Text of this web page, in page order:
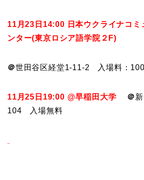
11月23日14:00 日本ウクライナコミ
ンター(東京ロシア語学院２F)
＠世田谷区経堂1-11-2 入場料：
11月25日19:00 @早稲田大学 ＠
104 入場無料